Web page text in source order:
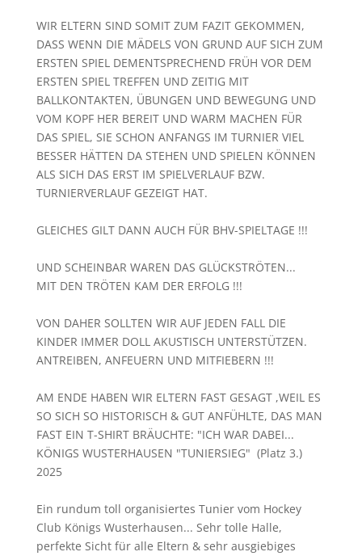
WIR ELTERN SIND SOMIT ZUM FAZIT GEKOMMEN,
DASS WENN DIE MÄDELS VON GRUND AUF SICH ZUM
ERSTEN SPIEL DEMENTSPRECHEND FRÜH VOR DEM
ERSTEN SPIEL TREFFEN UND ZEITIG MIT
BALLKONTAKTEN, ÜBUNGEN UND BEWEGUNG UND
VOM KOPF HER BEREIT UND WARM MACHEN FÜR
DAS SPIEL, SIE SCHON ANFANGS IM TURNIER VIEL
BESSER HÄTTEN DA STEHEN UND SPIELEN KÖNNEN
ALS SICH DAS ERST IM SPIELVERLAUF BZW.
TURNIERVERLAUF GEZEIGT HAT.
GLEICHES GILT DANN AUCH FÜR BHV-SPIELTAGE !!!
UND SCHEINBAR WAREN DAS GLÜCKSTRÖTEN...
MIT DEN TRÖTEN KAM DER ERFOLG !!!
VON DAHER SOLLTEN WIR AUF JEDEN FALL DIE
KINDER IMMER DOLL AKUSTISCH UNTERSTÜTZEN.
ANTREIBEN, ANFEUERN UND MITFIEBERN !!!
AM ENDE HABEN WIR ELTERN FAST GESAGT ,WEIL ES
SO SICH SO HISTORISCH & GUT ANFÜHLTE, DAS MAN
FAST EIN T-SHIRT BRÄUCHTE: "ICH WAR DABEI...
KÖNIGS WUSTERHAUSEN "TUNIERSIEG" (Platz 3.)
2025
Ein rundum toll organisiertes Tunier vom Hockey
Club Königs Wusterhausen... Sehr tolle Halle,
perfekte Sicht für alle Eltern & sehr ausgiebiges